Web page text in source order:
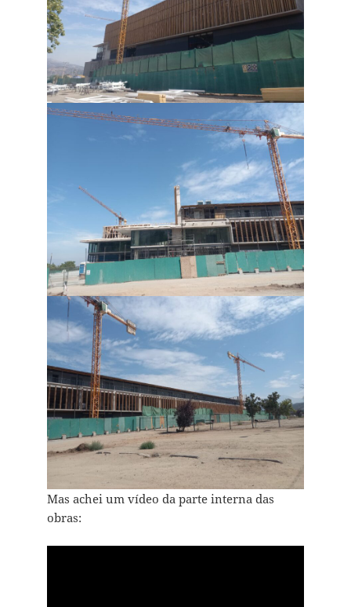
Mas achei um vídeo da parte interna das
obras: